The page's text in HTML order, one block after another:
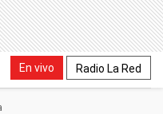
En vivo Radio La Red